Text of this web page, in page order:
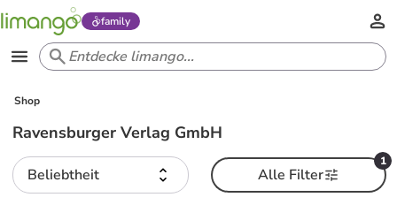
family
Shop
Ravensburger Verlag GmbH
Beliebtheit
1
Alle Filter